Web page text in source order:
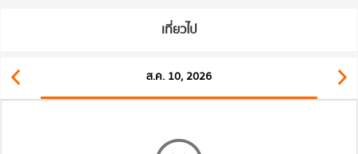
เที่ยวไป
ส.ค. 10, 2026